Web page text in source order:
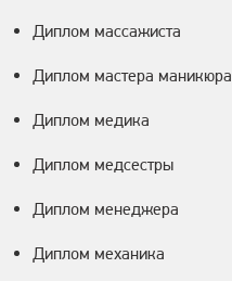
Диплом массажиста
Диплом мастера маникюра
Диплом медика
Диплом медсестры
Диплом менеджера
Диплом механика